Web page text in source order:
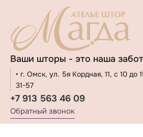
Ваши шторы - это наша
• г. Омск, ул. 5я Кордная, 11, с 10 до
31-57
+7 913 563 46 09
Обратный звонок